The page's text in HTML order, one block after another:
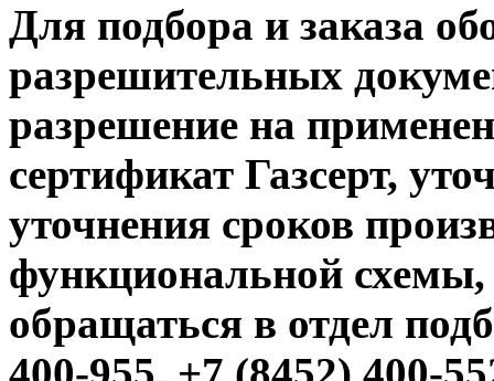
Для подбора и заказа
разрешительных
разрешение на
сертификат Газсерт,
уточнения сроков
функциональной
обращаться в отдел